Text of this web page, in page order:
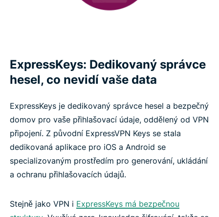
ExpressKeys: Dedikovaný správce
hesel, co nevidí vaše data
ExpressKeys je dedikovaný správce hesel a bezpečný
domov pro vaše přihlašovací údaje, oddělený od VPN
připojení. Z původní ExpressVPN Keys se stala
dedikovaná aplikace pro iOS a Android se
specializovaným prostředím pro generování, ukládání
a ochranu přihlašovacích údajů.
Stejně jako VPN i ExpressKeys má bezpečnou